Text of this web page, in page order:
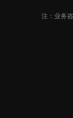
注：业务